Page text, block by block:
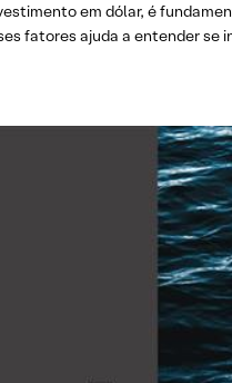
em dólar, é
fatores ajuda a entender se